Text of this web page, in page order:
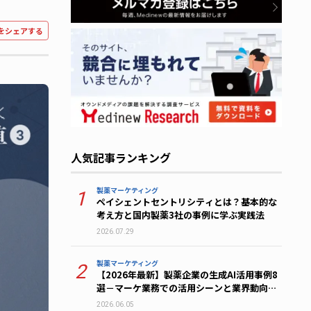
シェアする
人気記事ランキング
1 製薬マーケティング
ペイシェントセントリシティとは？基本的な
考え方と国内製薬3社の事例に学ぶ実践法
2026.07.29
2 製薬マーケティング
【2026年最新】製薬企業の生成AI活用事例8
選－マーケ業務での活用シーンと業界動向を
解説
2026.06.05